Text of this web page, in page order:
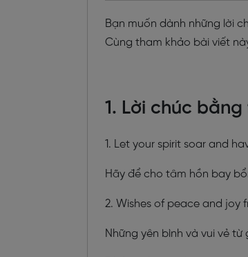
Bạn muốn dành những lời
Cùng tham khảo bài viết
1. Lời chúc
1. Let your spirit soar and
Hãy để cho tâm hồn bay
2. Wishes of peace and joy
Những yên bình và vui vẻ